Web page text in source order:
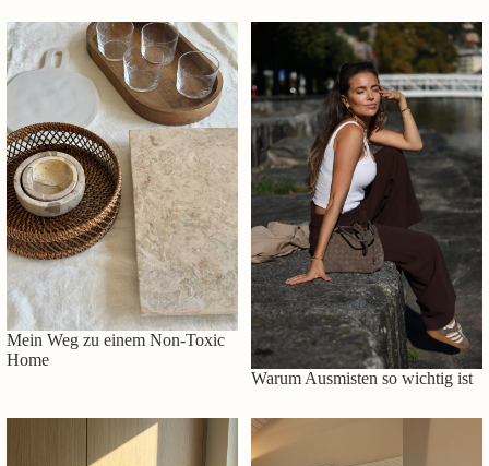
Mein Weg zu einem Non-Toxic
Home
Warum Ausmisten so wichtig ist